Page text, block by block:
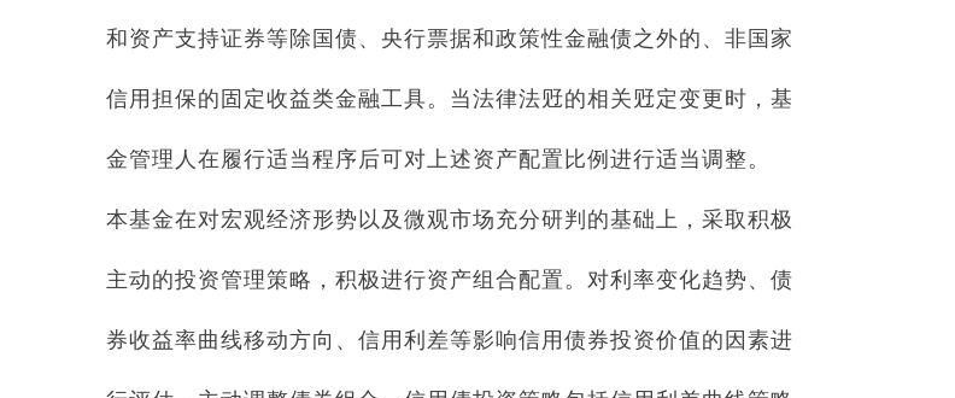
和资产支持证券等除国债、央行票据和政策性金融债之外的、非国家
信用担保的固定收益类金融工具。当法律法觃的相关觃定变更时，基
金管理人在履行适当程序后可对上述资产配置比例进行适当调整。
本基金在对宏观经济形势以及微观市场充分研判的基础上，采取积极
主动的投资管理策略，积极进行资产组合配置。对利率变化趋势、债
券收益率曲线移动方向、信用利差等影响信用债券投资价值的因素进